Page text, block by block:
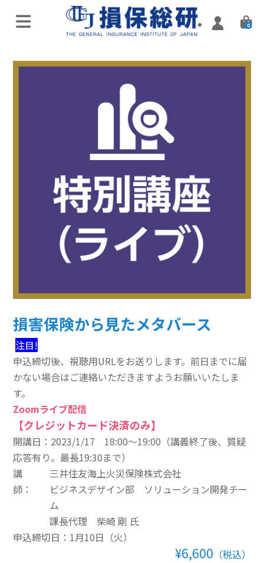
0
Zoomミーティング講座
実施済み講座
ハイブリッド（通学・配信）
eラーニング／通信講座
損害保険入門講座
Web配信講座
通信添削講座
損保講座通年コース
ベーシック講座
上級講座
書籍
すべて表示 書籍
損害保険講座用テキスト
学術書
損害保険から見たメタバース
注目!
申込締切後、視聴用URLをお送りします。前日までに届
かない場合はご連絡いただきますようお願いいたしま
す。
Zoomライブ配信
【クレジットカード決済のみ】
開講日：2023/1/17 18:00～19:00（講義終了後、質疑
応答有り。最長19:30まで）
講
師：
三井住友海上火災保険株式会社
ビジネスデザイン部 ソリューション開発チー
ム
課長代理 柴崎 剛 氏
申込締切日：1月10日（火）
¥6,600 （税込）